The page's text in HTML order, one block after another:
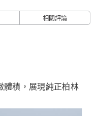
相關評論
體積，展現純正柏林